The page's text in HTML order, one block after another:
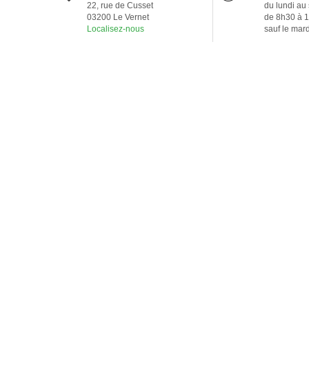
22, rue de Cusset
03200 Le Vernet
Localisez-nous
du lundi au
de 8h30 à
sauf le